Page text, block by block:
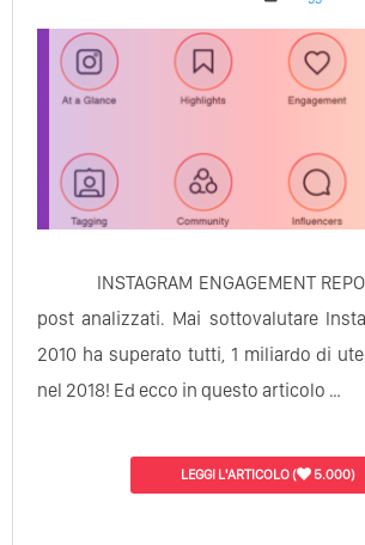
INSTAGRAM ENGAGEMENT
post analizzati. Mai sottovalutare
2010 ha superato tutti, 1 miliardo di
nel 2018! Ed ecco in questo articolo …
LEGGI L'ARTICOLO( 5.000)